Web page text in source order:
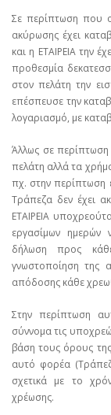
Σε περίπτωση που
ακύρωσης έχει
και η ΕΤΑΙΡΕΙΑ την
προθεσμία
στον πελάτη την
επέσπευσε την
λογαριασμό, με
Άλλως σε
πελάτη αλλά τα
πχ. στην περίπτωση
Τράπεζα δεν έχει
ΕΤΑΙΡΕΙΑ
εργασίμων ημερών
δήλωση προς
γνωστοποίηση της
απόδοσης κάθε
Στην περίπτωση
σύννομα τις
βάση τους όρους
αυτό φορέα
σχετικά με το
χρέωσης.